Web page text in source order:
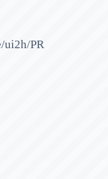
ui2h/PR